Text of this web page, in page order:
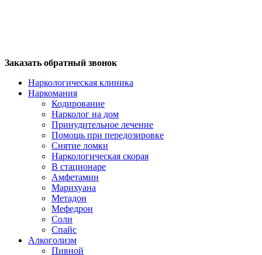
Заказать обратный звонок
Наркологическая клиника
Наркомания
Кодирование
Нарколог на дом
Принудительное лечение
Помощь при передозировке
Снятие ломки
Наркологическая скорая
В стационаре
Амфетамин
Марихуана
Метадон
Мефедрон
Соли
Спайс
Алкоголизм
Пивной